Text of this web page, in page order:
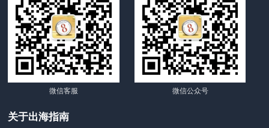
微信客服 微信公众号
关于出海指南